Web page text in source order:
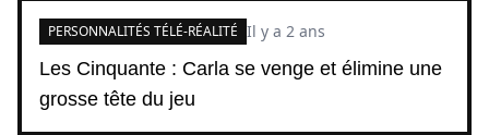
Les Cinquante : Carla se venge et élimine une
grosse tête du jeu
PERSONNALITÉS TÉLÉ-RÉALITÉ Il y a 2 ans